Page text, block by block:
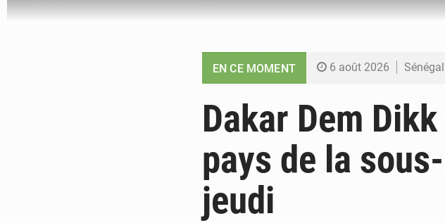
EN CE MOMENT 6 août 2026 Sénégal : la
5 août 2026 Sénégal : les
5 août 2026 Sénégal :
Dakar Dem
pays de la
jeudi